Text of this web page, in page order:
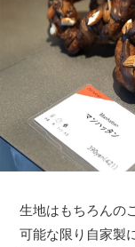
生地はもちろんの
可能な限り自家製